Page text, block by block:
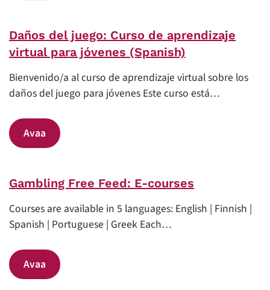
Daños del juego: Curso de aprendizaje
virtual para jóvenes (Spanish)
Bienvenido/a al curso de aprendizaje virtual sobre los
daños del juego para jóvenes Este curso está…
Avaa
Gambling Free Feed: E-courses
Courses are available in 5 languages: English | Finnish |
Spanish | Portuguese | Greek Each…
Avaa